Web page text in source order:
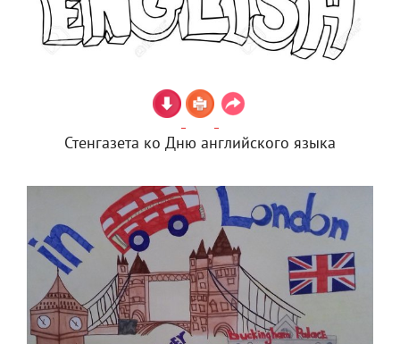
Стенгазета ко Дню английского языка